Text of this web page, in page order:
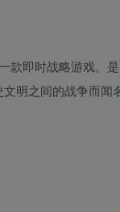
款即时战略游戏。
明之间的战争而